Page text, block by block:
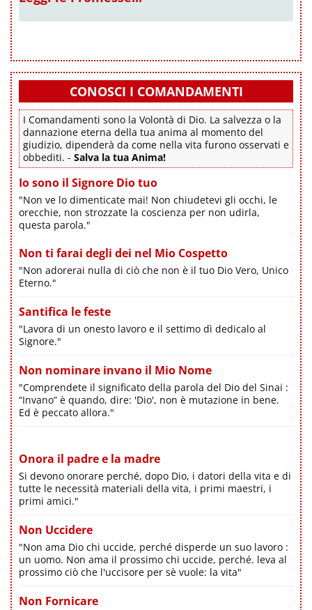
CONOSCI I COMANDAMENTI
I Comandamenti sono la Volontà di Dio. La salvezza o la
dannazione eterna della tua anima al momento del
giudizio, dipenderà da come nella vita furono osservati e
obbediti. - Salva la tua Anima!
Io sono il Signore Dio tuo
"Non ve lo dimenticate mai! Non chiudetevi gli occhi, le
orecchie, non strozzate la coscienza per non udirla,
questa parola."
Non ti farai degli dei nel Mio Cospetto
"Non adorerai nulla di ciò che non è il tuo Dio Vero, Unico
Eterno."
Santifica le feste
"Lavora di un onesto lavoro e il settimo dì dedicalo al
Signore."
Non nominare invano il Mio Nome
"Comprendete il significato della parola del Dio del Sinai :
“Invano” è quando, dire: 'Dio', non è mutazione in bene.
Ed è peccato allora."
Onora il padre e la madre
Si devono onorare perché, dopo Dio, i datori della vita e di
tutte le necessità materiali della vita, i primi maestri, i
primi amici."
Non Uccidere
"Non ama Dio chi uccide, perché disperde un suo lavoro :
un uomo. Non ama il prossimo chi uccide, perché. leva al
prossimo ciò che l'uccisore per sè vuole: la vita"
Non Fornicare